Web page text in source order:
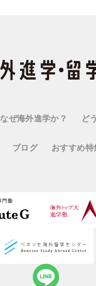
なぜ海外進学か？ ど
ブログ おすすめ特